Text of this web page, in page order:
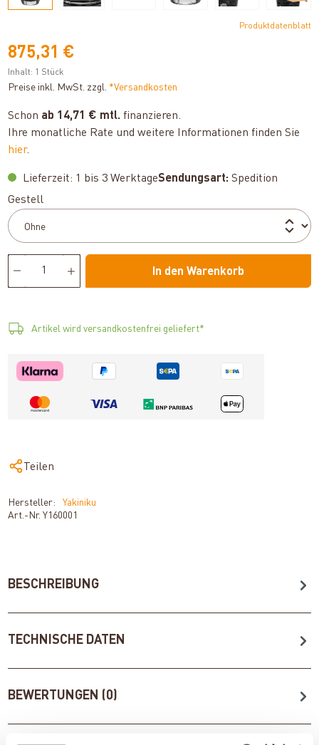
Produktdatenblatt
875,31 €
Inhalt: 1 Stück
Preise inkl. MwSt. zzgl. *Versandkosten
Schon ab 14,71 € mtl. finanzieren.
Ihre monatliche Rate und weitere Informationen finden Sie
hier.
Lieferzeit: 1 bis 3 WerktageSendungsart: Spedition
Gestell
In den Warenkorb
Artikel wird versandkostenfrei geliefert*
Teilen
Hersteller:
Yakiniku
Art.-Nr.Y160001
BESCHREIBUNG
TECHNISCHE DATEN
BEWERTUNGEN (0)